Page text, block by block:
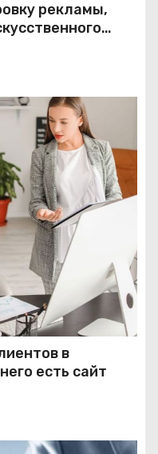
рекламы,
в
есть сайт